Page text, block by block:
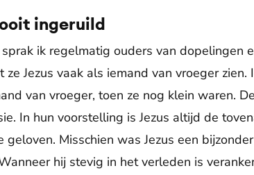
ingeruild
ik regelmatig ouders van dopelingen
Jezus vaak als iemand van vroeger
van vroeger, toen ze nog klein waren.
In hun voorstelling is Jezus altijd de
Misschien was Jezus een
hij stevig in het verleden is